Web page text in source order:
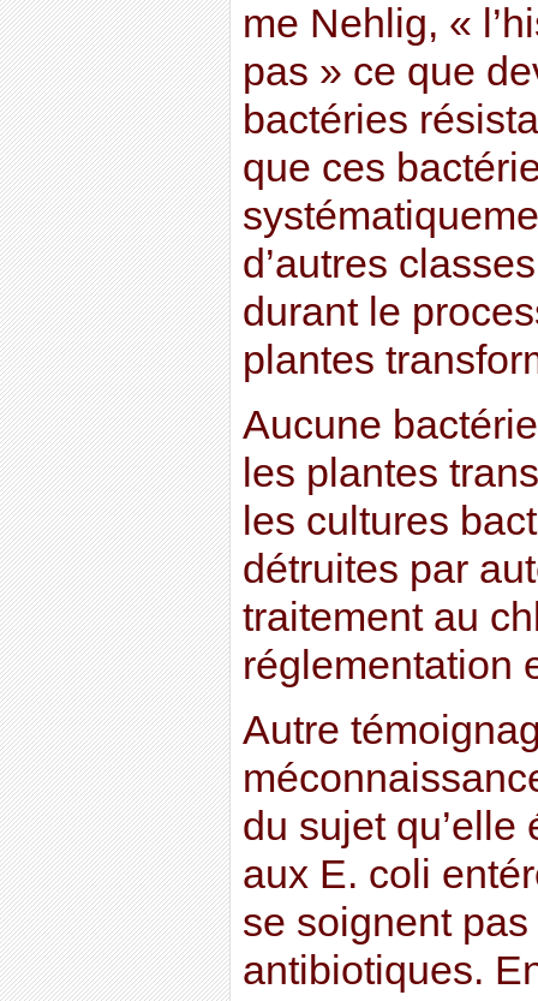
me Nehlig, «
pas » ce que
bactéries
que ces
d’autres
durant le
plantes
Aucune
les plantes
les cultures
détruites par
traitement au
réglementation
Autre
du sujet
aux E. coli
se soignent
antibiotiques.